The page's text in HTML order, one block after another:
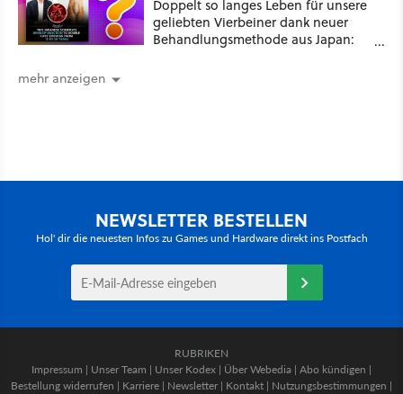
Doppelt so langes Leben für unsere
geliebten Vierbeiner dank neuer
Behandlungsmethode aus Japan:
mehr anzeigen
NEWSLETTER BESTELLEN
Hol' dir die neuesten Infos zu Games und Hardware direkt ins Postfach
RUBRIKEN
Impressum | Unser Team | Unser Kodex | Über Webedia | Abo kündigen |
Bestellung widerrufen | Karriere | Newsletter | Kontakt | Nutzungsbestimmungen |